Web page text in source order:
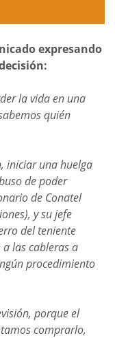
expresando
la vida en una
quién
iniciar una huelga
de poder
de Conatel
y su jefe
del teniente
las cableras a
procedimiento
porque el
comprarlo,